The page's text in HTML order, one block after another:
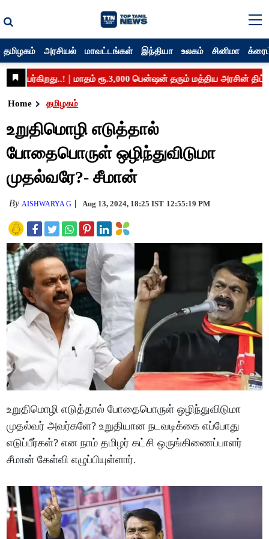
தமிழகம் அரசியல் மாவட்டங்கள் இந்தியா உலகம் சினிமா
Home தமிழகம்
உறுதிமொழி எடுத்தால்
போதைபொருள் ஒழிந்துவிடுமா
முதல்வரே?- சீமான்
By AISHWARYA G Aug 13, 2024, 18:25 IST 12:55:19 PM
உறுதிமொழி எடுத்தால் போதைபொருள் ஒழிந்துவிடுமா
முதல்வர் அவர்களே? உறுதியான நடவடிக்கை எப்போது
எடுப்பீர்கள்? என நாம் தமிழர் கட்சி ஒருங்கிணைப்பாளர்
சீமான் கேள்வி எழுப்பியுள்ளார்.